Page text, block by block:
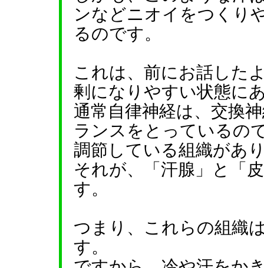
ンなどニオイをつくり
るのです。
これは、前にお話した
剰になりやすい状態に
通常自律神経は、交換
ランスをとっているの
調節している組織があ
それが、「汗腺」と「
す。
つまり、これらの組織
す。